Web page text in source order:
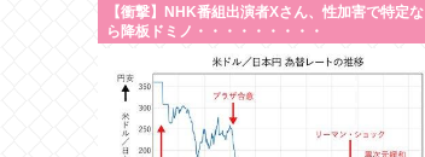
【衝撃】NHK番組出演者Xさん、性加害で特定な
ら降板ドミノ・・・・・・・・・